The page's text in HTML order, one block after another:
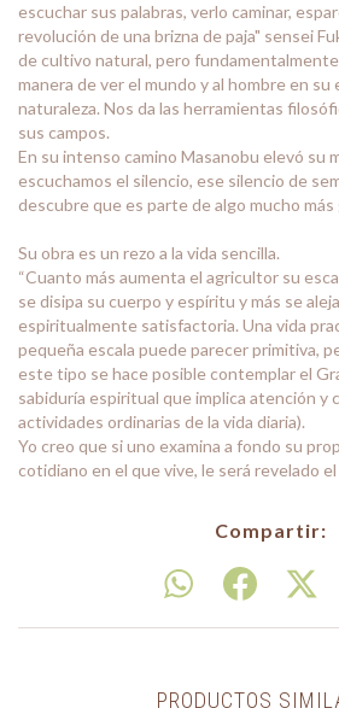
escuchar sus palabras, verlo caminar,
revolución de una brizna de paja" sensei
de cultivo natural, pero
manera de ver el mundo y al hombre en su
naturaleza. Nos da las herramientas
sus campos.
En su intenso camino Masanobu elevó su
escuchamos el silencio, ese silencio de
descubre que es parte de algo mucho más
Su obra es un rezo a la vida sencilla.
“Cuanto más aumenta el agricultor su
se disipa su cuerpo y espíritu y más se
espiritualmente satisfactoria. Una vida
pequeña escala puede parecer primitiva,
este tipo se hace posible contemplar el
sabiduría espiritual que implica atención y
actividades ordinarias de la vida diaria).
Yo creo que si uno examina a fondo su
cotidiano en el que vive, le será revelado el
Compartir:
PRODUCTOS